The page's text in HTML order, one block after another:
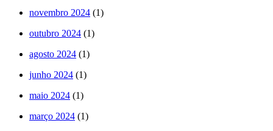
novembro 2024 (1)
outubro 2024 (1)
agosto 2024 (1)
junho 2024 (1)
maio 2024 (1)
março 2024 (1)